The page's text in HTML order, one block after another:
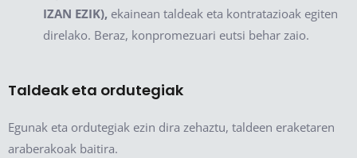
IZAN EZIK), ekainean taldeak eta kontratazioak egiten
direlako. Beraz, konpromezuari eutsi behar zaio.
Taldeak eta ordutegiak
Egunak eta ordutegiak ezin dira zehaztu, taldeen eraketaren
araberakoak baitira.